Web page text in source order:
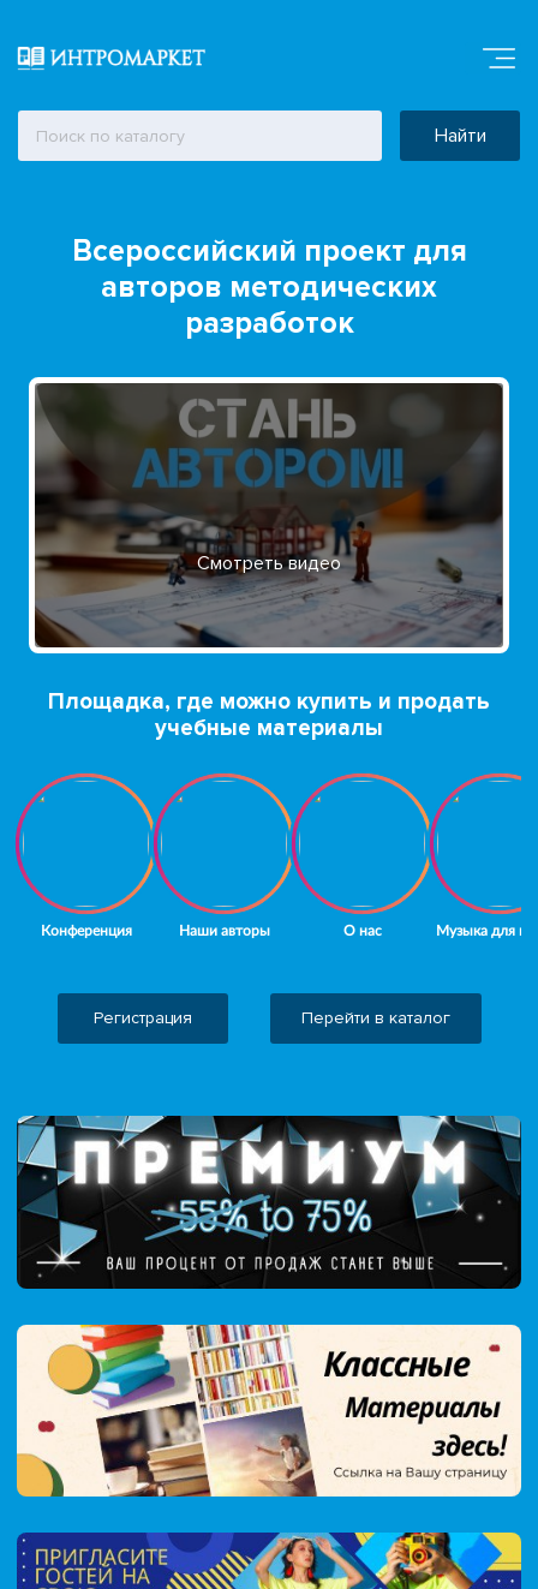
Найти
Всероссийский проект для
авторов методических
разработок
Смотреть видео
Площадка, где можно купить и продать
учебные материалы
Регистрация Перейти в каталог